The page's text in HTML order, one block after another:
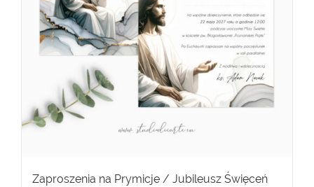
Zaproszenia na Prymicje / Jubileusz Święceń